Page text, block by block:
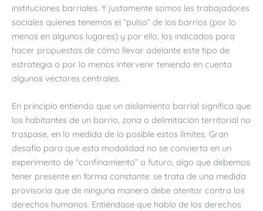
instituciones barriales. Y justamente somos les trabajadores
sociales quienes tenemos el “pulso” de los barrios (por lo
menos en algunos lugares) y por ello, los indicados para
hacer propuestas de cómo llevar adelante este tipo de
estrategia o por lo menos intervenir teniendo en cuenta
algunos vectores centrales.
En principio entiendo que un aislamiento barrial significa que
los habitantes de un barrio, zona o delimitación territorial no
traspase, en lo medida de lo posible estos límites. Gran
desafío para que esta modalidad no se convierta en un
experimento de “confinamiento” a futuro, algo que debemos
tener presente en forma constante: se trata de una medida
provisoria que de ninguna manera debe atentar contra los
derechos humanos. Entiéndase que hablo de los derechos